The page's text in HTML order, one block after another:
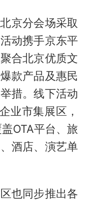
京分会场采取
动携手京东平
合北京优质文
款产品及惠民
措。线下活动
业市集展区，
OTA平台、旅
酒店、演艺单
也同步推出各